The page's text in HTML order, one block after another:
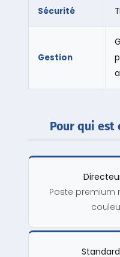
Sécurité
Gestion
Pour qui est
Poste premium